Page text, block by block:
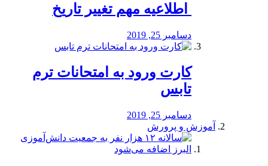
️ اطلاعیه مهم تغییر تاریخ
دسامبر 25, 2019
کارت ورود به امتحانات ترم
تابس
دسامبر 25, 2019
آموزش و پرورش